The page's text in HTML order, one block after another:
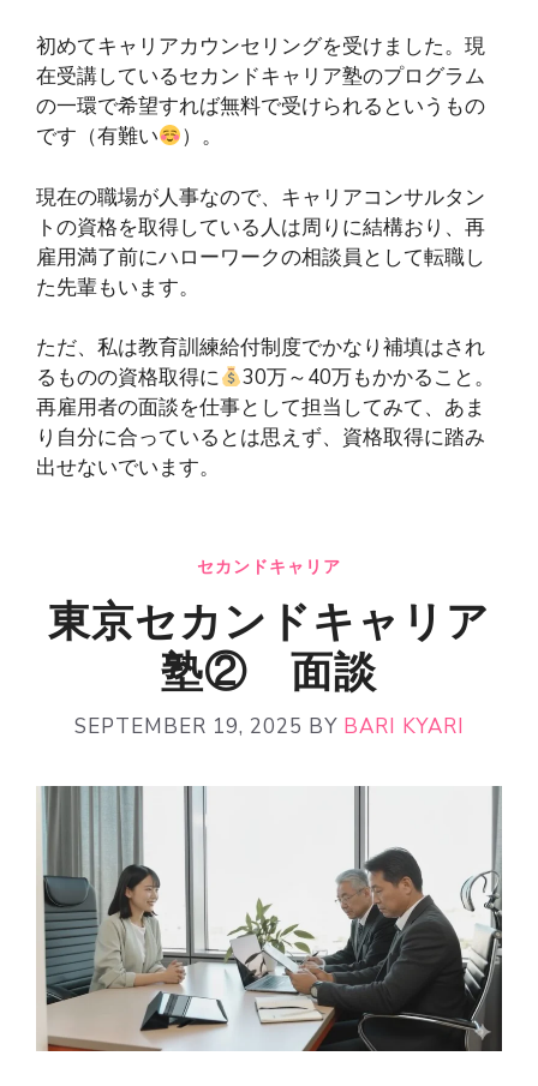
初めてキャリアカウンセリングを受けました。現
在受講しているセカンドキャリア塾のプログラム
の一環で希望すれば無料で受けられるというもの
です（有難い
）。
現在の職場が人事なので、キャリアコンサルタン
トの資格を取得している人は周りに結構おり、再
雇用満了前にハローワークの相談員として転職し
た先輩もいます。
ただ、私は教育訓練給付制度でかなり補填はされ
るものの資格取得に
30万～40万もかかること。
再雇用者の面談を仕事として担当してみて、あま
り自分に合っているとは思えず、資格取得に踏み
出せないでいます。
セカンドキャリア
東京セカンドキャリア
塾② 面談
SEPTEMBER 19, 2025 BY BARI KYARI